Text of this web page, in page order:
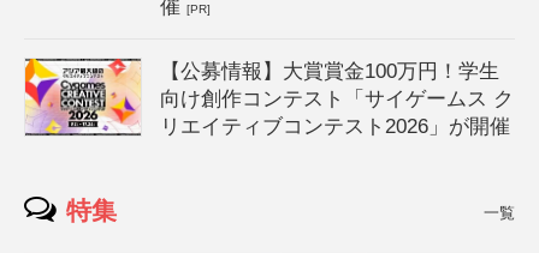
催[PR]
【公募情報】大賞賞金100万円！学生
向け創作コンテスト「サイゲームス ク
リエイティブコンテスト2026」が開催
特集 一覧